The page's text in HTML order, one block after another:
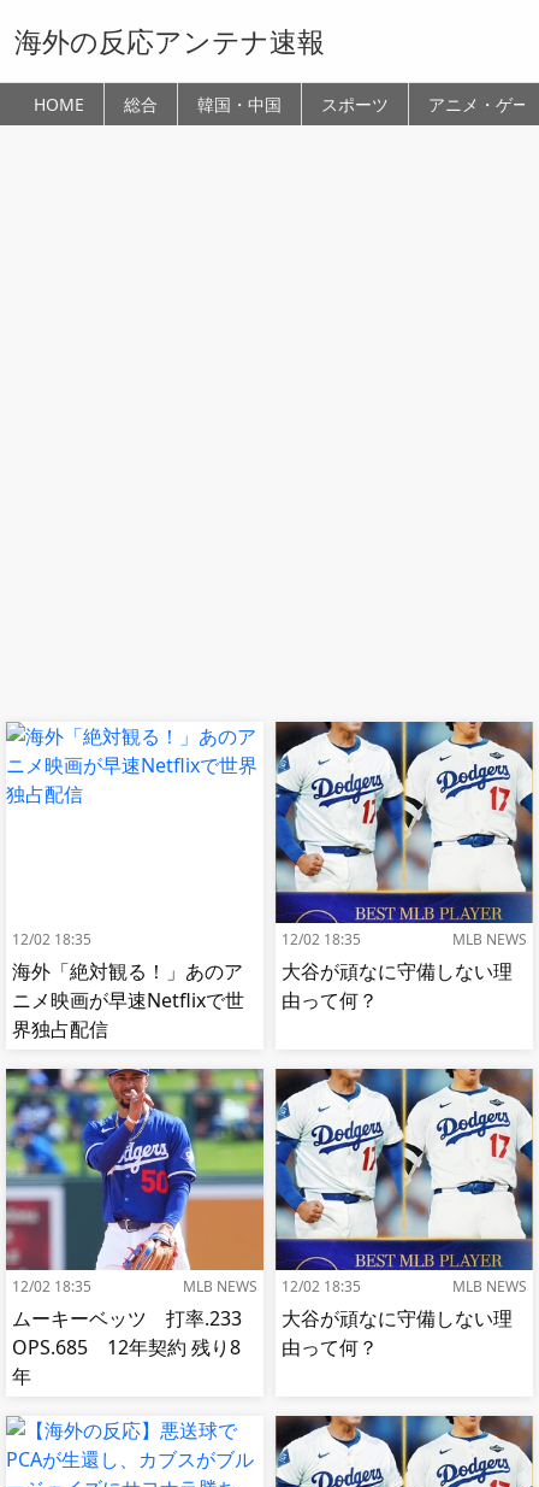
海外の反応アンテナ速報
HOME 総合 韓国・中国 スポーツ アニメ・ゲー
12/02 18:35
海外「絶対観る！」あのア
ニメ映画が早速Netflixで世
界独占配信
12/02 18:35 MLB NEWS
大谷が頑なに守備しない理
由って何？
12/02 18:35 MLB NEWS
ムーキーベッツ 打率.233
OPS.685 12年契約 残り8
年
12/02 18:35 MLB NEWS
大谷が頑なに守備しない理
由って何？